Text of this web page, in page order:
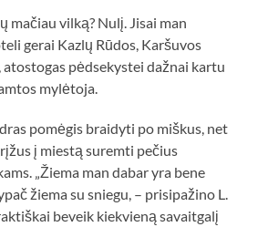
mačiau vilką? Nulį. Jisai man
gerai Kazlų Rūdos, Karšuvos
pėdsekystei dažnai kartu
mylėtoja.
pomėgis braidyti po miškus, net
į miestą suremti pečius
„Žiema man dabar yra bene
žiema su sniegu, – prisipažino L.
beveik kiekvieną savaitgalį